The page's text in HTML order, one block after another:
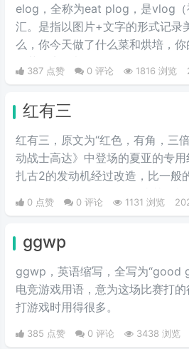
elog，全称为eat plog，是vlog（
汇。是指以图片+文字的形式记录
么，你今天做了什么菜和烘培，
奶茶盘点，都值得记录。
387 点赞 0 评论 1816 浏览
红有三
红有三，原文为“红色，有角，三
动战士高达》中登场的夏亚的专
扎古2的发动机经过改造，比一般
三倍速也被看作是夏亚登场的象征
0 点赞 0 评论 1131 浏览
ggwp
ggwp，英‌‌‌‌‌‌‌‌‌‌‌语缩写，全写为“good
电竞游戏用语，意为这场比赛打
打游戏时用得很多。
385 点赞 0 评论 3438 浏览